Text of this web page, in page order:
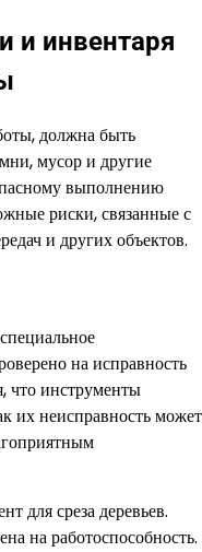
и инвентаря
должна быть
мусор и другие
выполнению
риски, связанные с
и других объектов.
на исправность
что инструменты
их неисправность может
для среза деревьев.
на работоспособность.